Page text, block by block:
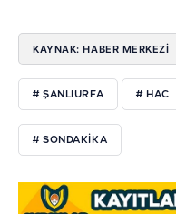
KAYNAK: HABER MERKEZİ
# ŞANLIURFA # HAC
# SONDAKIKA